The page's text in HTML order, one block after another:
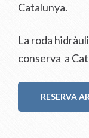
Catalunya.
La roda
conserva a
RESERVA